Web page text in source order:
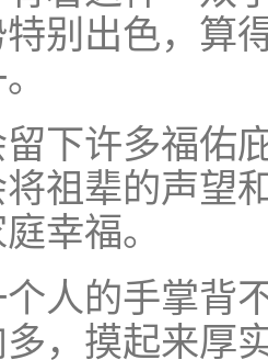
别出色，算
下许多福佑
祖辈的声望
幸福。
人的手掌背
，摸起来厚